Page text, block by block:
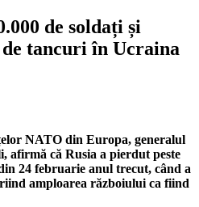
de soldați și
de tancuri în Ucraina
NATO din Europa, generalul
afirmă că Rusia a pierdut peste
24 februarie anul trecut, când a
amploarea războiului ca fiind